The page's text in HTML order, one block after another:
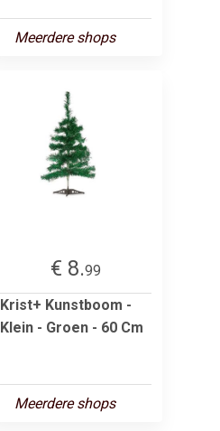
Meerdere shops
€ 8.99
Krist+ Kunstboom -
Klein - Groen - 60 Cm
Meerdere shops